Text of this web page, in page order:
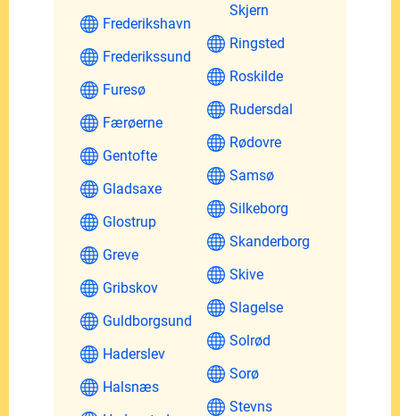
Frederikshavn
Frederikssund
Furesø
Færøerne
Gentofte
Gladsaxe
Glostrup
Greve
Gribskov
Guldborgsund
Haderslev
Halsnæs
Skjern
Ringsted
Roskilde
Rudersdal
Rødovre
Samsø
Silkeborg
Skanderborg
Skive
Slagelse
Solrød
Sorø
Stevns